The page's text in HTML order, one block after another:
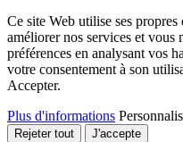
Ce site Web utilise ses
améliorer nos services et vous
préférences en analysant vos
votre consentement à son
Accepter.
Plus d'informations
Rejeter tout J'accepte